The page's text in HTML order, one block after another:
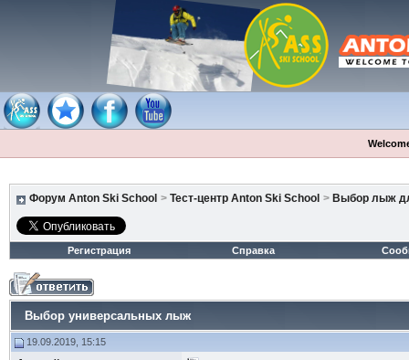
Форум Anton Ski School > Тест-центр Anton Ski School > Выбор лыж
Регистрация Справка
Выбор универсальных лыж
19.09.2019, 15:15